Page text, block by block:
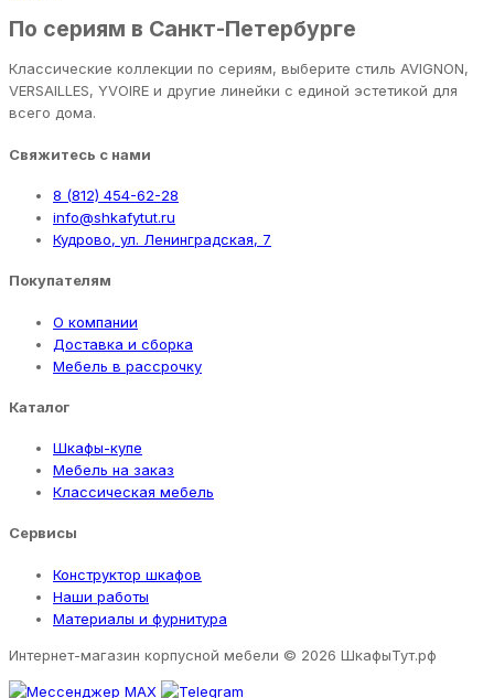
По сериям в Санкт-Петербурге
Классические коллекции по сериям, выберите стиль AVIGNON,
VERSAILLES, YVOIRE и другие линейки с единой эстетикой для
всего дома.
Свяжитесь с нами
8 (812) 454-62-28
info@shkafytut.ru
Кудрово, ул. Ленинградская, 7
Покупателям
О компании
Доставка и сборка
Мебель в рассрочку
Каталог
Шкафы-купе
Мебель на заказ
Классическая мебель
Сервисы
Конструктор шкафов
Наши работы
Материалы и фурнитура
Интернет-магазин корпусной мебели © 2026 ШкафыТут.рф